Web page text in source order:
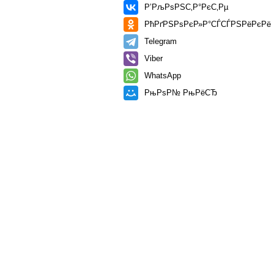
Р’РљРѕРЅС‚Р°РєС‚Рµ
РћРґРЅРѕРєР»Р°СЃСЃРЅРёРєРё
Telegram
Viber
WhatsApp
РњРѕР№ РњРёСЂ